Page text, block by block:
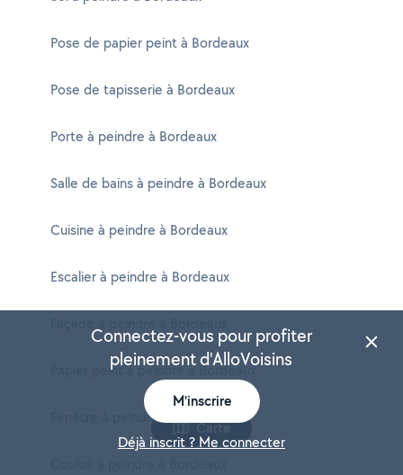
Pose de papier peint à Bordeaux
Pose de tapisserie à Bordeaux
Porte à peindre à Bordeaux
Salle de bains à peindre à Bordeaux
Cuisine à peindre à Bordeaux
Escalier à peindre à Bordeaux
Papier peint à peindre à Bordeaux
Fenêtre à peindre à Bordeaux
Carte
Connectez-vous pour profiter
pleinement d'AlloVoisins
M'inscrire
Déjà inscrit ? Me connecter